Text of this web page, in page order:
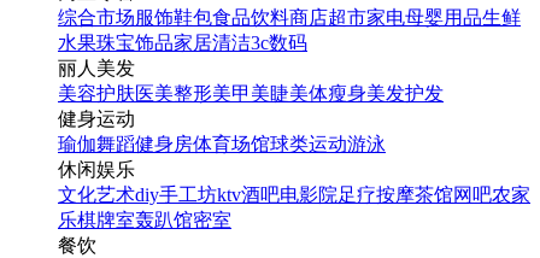
综合市场服饰鞋包食品饮料商店超市家电母婴用品生鲜
水果珠宝饰品家居清洁3c数码
丽人美发
美容护肤医美整形美甲美睫美体瘦身美发护发
健身运动
瑜伽舞蹈健身房体育场馆球类运动游泳
休闲娱乐
文化艺术diy手工坊ktv酒吧电影院足疗按摩茶馆网吧农家
乐棋牌室轰趴馆密室
餐饮